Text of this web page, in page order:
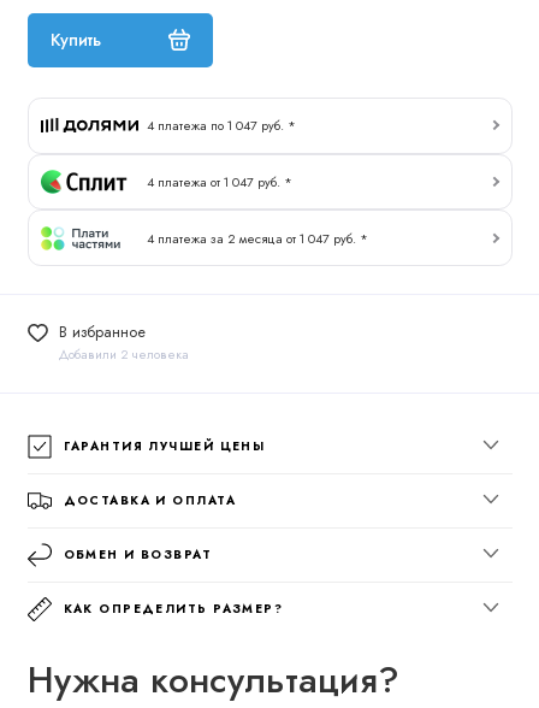
Купить
4 платежа по 1 047 руб. *
4 платежа от 1 047 руб. *
4 платежа за 2 месяца от 1 047 руб. *
В избранное
Добавили 2 человека
ГАРАНТИЯ ЛУЧШЕЙ ЦЕНЫ
ДОСТАВКА И ОПЛАТА
ОБМЕН И ВОЗВРАТ
КАК ОПРЕДЕЛИТЬ РАЗМЕР?
Нужна консультация?